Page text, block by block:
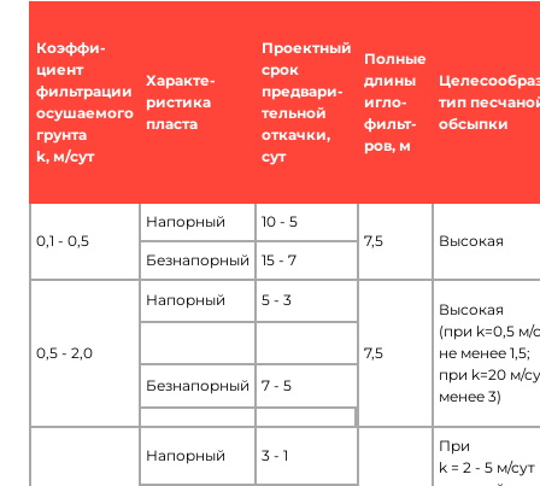
Коэффи-
циент
фильтрации
осушаемого
грунта
k, м/сут
Характе-
ристика
пласта
Проектный
срок
предвари-
тельной
откачки,
сут
Полные
длины
игло-
фильт-
ров, м
тип
обсыпки
0,1 - 0,5
Напорный
10 - 5
7,5
Высокая
Безнапорный
15 - 7
0,5 - 2,0
Напорный 5 - 3
7,5
Высокая
(при k=0,5 м/
не менее 1,5;
при k=20 м/
менее 3)
Безнапорный 7 - 5
Напорный 3 - 1
При
k = 2 - 5 м/сут